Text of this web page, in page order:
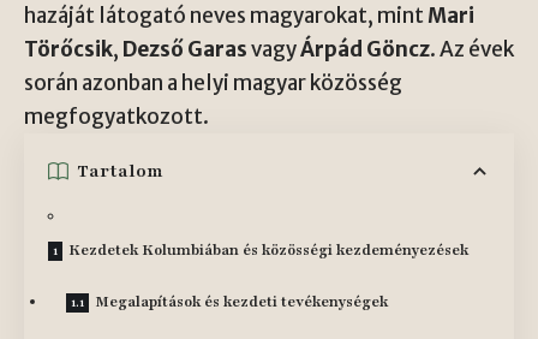
hazáját látogató neves magyarokat, mintMari
Törőcsik, Dezső GarasvagyÁrpád Göncz. Az évek
során azonban a helyi magyar közösség
megfogyatkozott.
Tartalom
Kezdetek Kolumbiában és közösségi kezdeményezések
Megalapítások és kezdeti tevékenységek